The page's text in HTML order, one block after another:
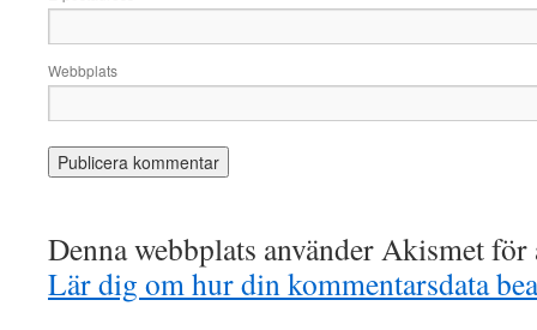
Webbplats
Denna webbplats använder Akismet
Lär dig om hur din kommentarsdata